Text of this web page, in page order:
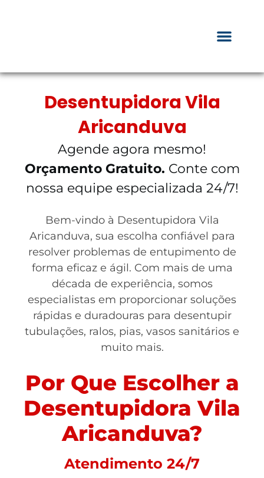
Desentupidora Vila
Aricanduva
Agende agora mesmo!
Orçamento Gratuito. Conte com
nossa equipe especializada 24/7!
Bem-vindo à Desentupidora Vila
Aricanduva, sua escolha confiável para
resolver problemas de entupimento de
forma eficaz e ágil. Com mais de uma
década de experiência, somos
especialistas em proporcionar soluções
rápidas e duradouras para desentupir
tubulações, ralos, pias, vasos sanitários e
muito mais.
Por Que Escolher a
Desentupidora Vila
Aricanduva?
Atendimento 24/7